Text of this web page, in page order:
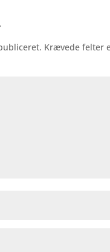
Krævede felter